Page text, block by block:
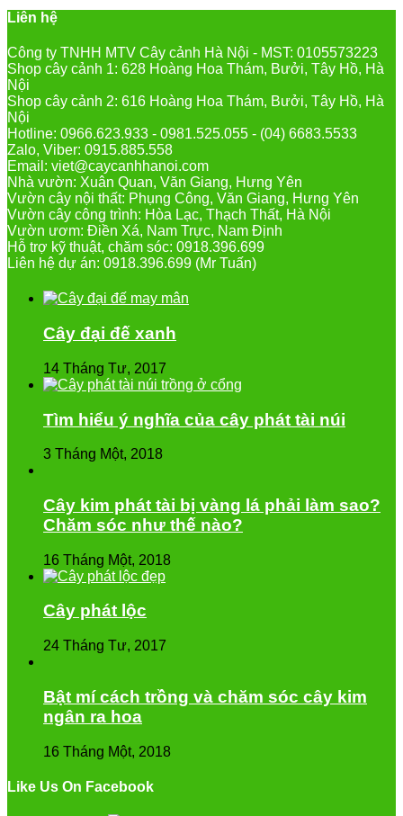
Liên hệ
Công ty TNHH MTV Cây cảnh Hà Nội - MST: 0105573223
Shop cây cảnh 1: 628 Hoàng Hoa Thám, Bưởi, Tây Hồ, Hà
Nội
Shop cây cảnh 2: 616 Hoàng Hoa Thám, Bưởi, Tây Hồ, Hà
Nội
Hotline: 0966.623.933 - 0981.525.055 - (04) 6683.5533
Zalo, Viber: 0915.885.558
Email: viet@caycanhhanoi.com
Nhà vườn: Xuân Quan, Văn Giang, Hưng Yên
Vườn cây nội thất: Phụng Công, Văn Giang, Hưng Yên
Vườn cây công trình: Hòa Lạc, Thạch Thất, Hà Nội
Vườn ươm: Điền Xá, Nam Trực, Nam Định
Hỗ trợ kỹ thuật, chăm sóc: 0918.396.699
Liên hệ dự án: 0918.396.699 (Mr Tuấn)
Cây đại đế xanh
14 Tháng Tư, 2017
Tìm hiểu ý nghĩa của cây phát tài núi
3 Tháng Một, 2018
Cây kim phát tài bị vàng lá phải làm sao?
Chăm sóc như thế nào?
16 Tháng Một, 2018
Cây phát lộc
24 Tháng Tư, 2017
Bật mí cách trồng và chăm sóc cây kim
ngân ra hoa
16 Tháng Một, 2018
Like Us On Facebook